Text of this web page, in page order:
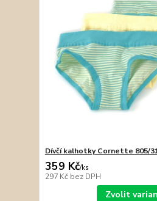
Dívčí kalhotky Cornette 805/
359 Kč/ks
297 Kč bez DPH
Zvolit